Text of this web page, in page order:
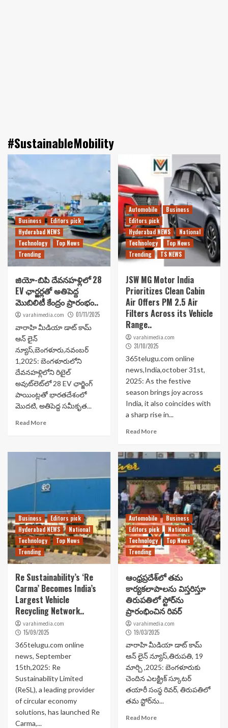
#SustainableMobility
Business
Editors pick
Hyderabad NEWS
Technology
Top News
Trending
జియో-బిపి దేవనహళ్లిలో 28
EV ఛార్జర్లతో అతిపెద్ద
మొబిలిటీ కేంద్రం ప్రారంభం..
varahimedia.com 01/11/2025
వారాహి మీడియా డాట్ కామ్
ఆన్ లైన్
న్యూస్,బెంగళూరు,నవంబర్
1,2025: బెంగళూరులోని
దేవనహళ్లిలోని రిటైల్
అవుట్‌లెట్‌లో 28 EV ఛార్జింగ్
పాయింట్లతో భారతదేశంలో
మొదటి, అతిపెద్ద సమీకృత...
Read More
Automobile
Business
Editors pick
Hyderabad NEWS
National
Technology
Top News
Trending
TS NEWS
JSW MG Motor India
Prioritizes Clean Cabin
Air Offers PM 2.5 Air
Filters Across its Vehicle
Range..
varahimedia.com
31/10/2025
365telugu.com online
news,India,october 31st,
2025: As the festive
season brings joy across
India, it also coincides with
a sharp rise in...
Read More
Business
Editors pick
Hyderabad NEWS
National
Technology
Top News
Trending
Re Sustainability’s ‘Re
Carma’ Becomes India’s
Largest Vehicle
Recycling Network..
varahimedia.com
15/09/2025
365telugu.com online
news, September
15th,2025: Re
Sustainability Limited
(ReSL), a leading provider
of circular economy
solutions, has launched Re
Carma,...
Automobile
Business
Editors pick
National
Technology
Top News
Trending
ఆంధ్రప్రదేశ్‌లో తమ
కార్యకలాపాలను విస్తరిస్తూ
తిరుపతిలో స్టోర్‌ను
ప్రారంభించిన రివర్
varahimedia.com
19/03/2025
వారాహి మీడియా డాట్ కామ్
ఆన్ లైన్ న్యూస్,తిరుపతి, 19
మార్చి ,2025: బెంగళూరుకు
చెందిన ఎలక్ట్రిక్ స్కూటర్
తయారీ సంస్థ రివర్, తిరుపతిలో
తమ స్టోర్‌ను...
Read More